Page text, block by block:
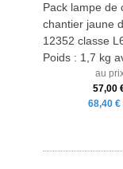
Pack lampe de
chantier jaune
12352 classe
Poids : 1,7 kg
au
57,00
68,40 €